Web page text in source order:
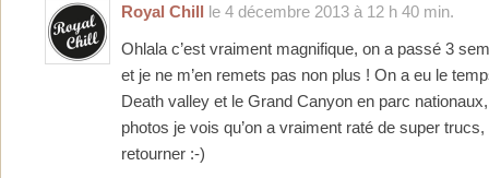
Royal Chill le 4 décembre 2013 à 12 h 40 min.
Ohlala c’est vraiment magnifique, on a passé 3
et je ne m’en remets pas non plus ! On a eu le
Death valley et le Grand Canyon en parc
photos je vois qu’on a vraiment raté de super trucs,
retourner :-)